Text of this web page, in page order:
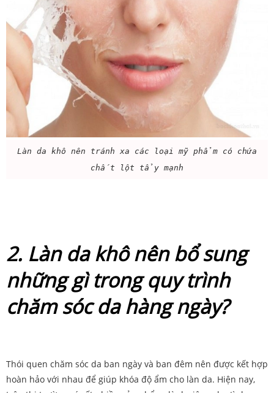
Làn da khô nên tránh xa các loại mỹ phẩm có chứa
chất lột tẩy mạnh
2. Làn da khô nên bổ sung
những gì trong quy trình
chăm sóc da hàng ngày?
Thói quen chăm sóc da ban ngày và ban đêm nên được kết hợp
hoàn hảo với nhau để giúp khóa độ ẩm cho làn da. Hiện nay,